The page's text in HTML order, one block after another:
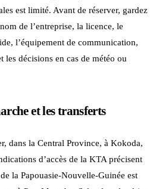
est limité. Avant de réserver, gardez
de l’entreprise, la licence, le
l’équipement de communication,
les décisions en cas de météo ou
et les transferts
dans la Central Province, à Kokoda,
d’accès de la KTA précisent
la Papouasie-Nouvelle-Guinée est